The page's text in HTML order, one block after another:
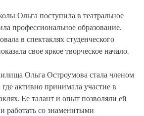
Ольга поступила в театральное
профессиональное образование.
в спектаклях студенческого
свое яркое творческое начало.
Ольга Остроумова стала членом
где активно принимала участие в
Ее талант и опыт позволяли ей
работать со знаменитыми